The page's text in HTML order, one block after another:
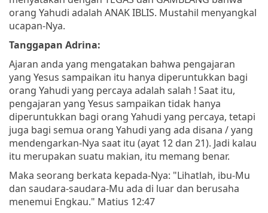
orang Yahudi adalah ANAK IBLIS. Mustahil menyangkal
ucapan-Nya.
Tanggapan Adrina:
Ajaran anda yang mengatakan bahwa pengajaran
yang Yesus sampaikan itu hanya diperuntukkan bagi
orang Yahudi yang percaya adalah salah ! Saat itu,
pengajaran yang Yesus sampaikan tidak hanya
diperuntukkan bagi orang Yahudi yang percaya, tetapi
juga bagi semua orang Yahudi yang ada disana / yang
mendengarkan-Nya saat itu (ayat 12 dan 21). Jadi kalau
itu merupakan suatu makian, itu memang benar.
Maka seorang berkata kepada-Nya: "Lihatlah, ibu-Mu
dan saudara-saudara-Mu ada di luar dan berusaha
menemui Engkau." Matius 12:47